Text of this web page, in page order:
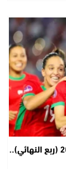
كأس أمم إفريقيا للسيدات – المغرب 2026 (ربع النهائي)..